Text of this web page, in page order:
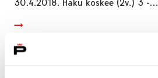
30.4.2018. Haku koskee (2v.) 3 -…